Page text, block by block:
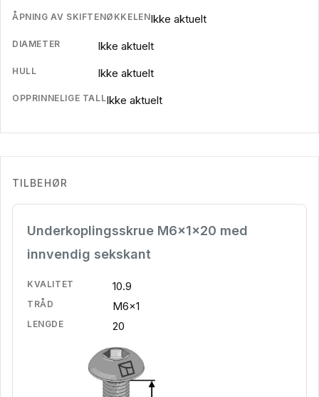
ÅPNING AV SKIFTENØKKELENIkke aktuelt
DIAMETER Ikke aktuelt
HULL Ikke aktuelt
OPPRINNELIGE TALLIkke aktuelt
TILBEHØR
Underkoplingsskrue M6x1x20 med
innvendig sekskant
KVALITET 10.9
TRÅD M6x1
LENGDE 20